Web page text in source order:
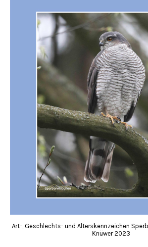
Art-, Geschlechts- und Alterskennzeichen
Knüwer 2023